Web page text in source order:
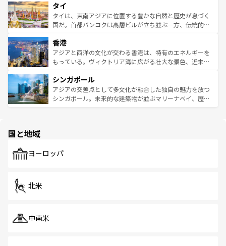
リティに包まれながら、韓国の多彩な魅力を心ゆくまで味
わってみてほしい。 なお、新着の韓国情報はコンテンツ一
覧を参照してほしい。
急速な発展と共に伝統が息づく。ハノイの古い町並みやホ
ーチミン市のフランス統治時代の建物も、独特の雰囲気を
醸し出している。また、バラエティの豊かさとおいしさで
とつ。フォーやバインミー、ベトナムコーヒーなどは、ぜ
ひ現地で味わいたい。どの地域を訪れてもあたたかい人々
が旅行者を迎えてくれるので、きっと忘れられない旅にな
参照してほしい。
タイ
タイは、東南アジアに位置する豊かな自然と歴史が息づく
国だ。首都バンコクは高層ビルが立ち並ぶ一方、伝統的な
の活気が交差している。北部ではチェンマイなどの山岳地
帯で自然と触れ合い、南部ではプーケットやクラビの美し
いビーチでリゾート気分を楽しむことができる。タイ料理
激する。気候は一年中温暖で、どの季節にも異なる楽しみ
が待っている。親しみやすいタイの人々、仏教を中心とし
た文化、そして多様な観光資源が、訪れる旅人を魅了し続
香港
アジアと西洋の文化が交わる香港は、特有のエネルギーを
もっている。ヴィクトリア湾に広がる壮大な景色、近未来
み、どこを訪れても感動するはず。観光スポットが密集し
ており、効率よく見どころを回れるのも魅力。息をのむよ
うな絶景から文化的な体験まで、香港を存分に楽しみ尽く
シンガポール
アジアの交差点として多文化が融合した独自の魅力を放つ
シンガポール。未来的な建築物が並ぶマリーナベイ、歴史
で、ホーカーズは地元の風情を楽しめる外せないスポット
国と地域
ヨーロッパ
北米
中南米